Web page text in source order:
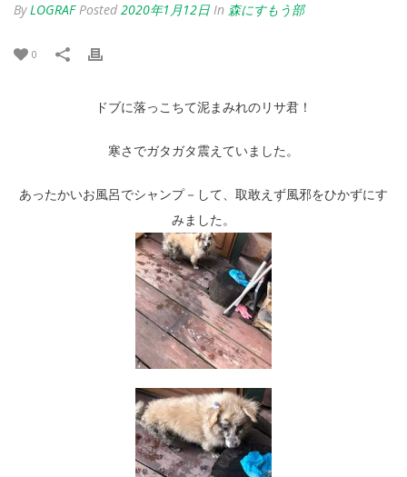
ByLOGRAF Posted 2020年1月12日 In 森にすもう部
0
ドブに落っこちて泥まみれのリサ君！
寒さでガタガタ震えていました。
あったかいお風呂でシャンプ－して、取敢えず風邪をひかずにす
みました。